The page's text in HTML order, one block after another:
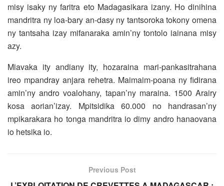
misy isaky ny faritra eto Madagasikara izany. Ho dinihina
mandritra ny loa-bary an-dasy ny tantsoroka tokony omena
ny tantsaha izay mifanaraka amin’ny tontolo iainana misy
azy.
Miavaka ity andiany ity, hozaraina mari-pankasitrahana
ireo mpandray anjara rehetra. Maimaim-poana ny fidirana
amin’ny andro voalohany, tapan’ny maraina. 1500 Arairy
kosa aorian’izay. Mpitsidika 60.000 no handrasan’ny
mpikarakara ho tonga mandritra io dimy andro hanaovana
io hetsika io.
Previous Post